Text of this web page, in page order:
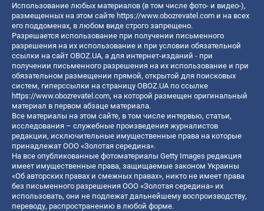
Использование любых материалов (в том числе фото- и видео-),
размещенных на этом сайте https://www.obozrevatel.com и на всех
его поддоменах, в любом виде строго запрещено.
Разрешается использование при получении письменного
разрешения на их использование и при условии обязательной
ссылки на сайт OBOZ.UA, а для интернет-изданий - при
получении письменного разрешения на их использование и при
обязательном размещении прямой, открытой для поисковых
систем, гиперссылки на страницу OBOZ.UA по ссылке
https://www.obozrevatel.com, на которой размещен оригинальный
материал в первом абзаце материала.
Все материалы на этом сайте, в том числе интервью, статьи,
исследования – служебные произведения журналистов
редакции, исключительные имущественные права на которые
принадлежат ООО «Золотая середина».
На все опубликованные фотоматериалы Getty Images редакция
имеет имущественные права, защищаемые законом Украины
«Об авторских правах и смежных правах», никто не имеет права
без письменного разрешения ООО «Золотая середина» их
использовать, они не подлежат дальнейшему воспроизводству,
переводу, распространению в любой форме.